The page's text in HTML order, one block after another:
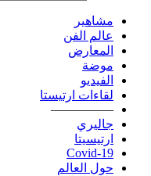
مشاهير
عالم الفن
المعارض
موضة
الفيديو
لقاءات ارتيستا
—————
جاليري
ارتيسيتا
Covid-19
حول العالم